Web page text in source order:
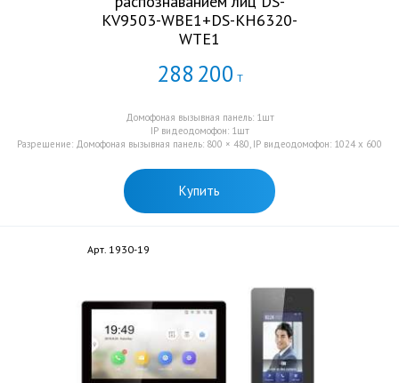
KV9503-WBE1+DS-KH6320-
WTE1
288 200 Т
Домофоная вызывная панель: 1шт
IP видеодомофон: 1шт
Разрешение: Домофоная вызывная панель: 800 × 480, IP видеодомофон: 1024 x 600
Купить
Арт. 1930-19